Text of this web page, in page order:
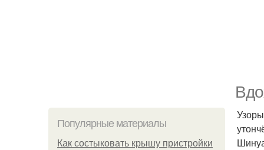
Популярные материалы
Как состыковать крышу пристройки